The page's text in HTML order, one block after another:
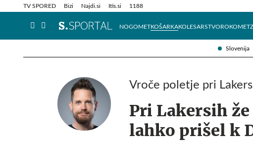
Slovenija
TV SPORED Bizi Najdi.si Itis.si 1188
NOGOMETKOŠARKAKOLESARSTVOROKOMET
Info in obvestila Tehnik
Vroče poletje pri
Pri Lakersih
lahko prišel k